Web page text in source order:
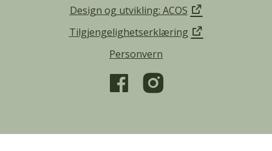
Design og utvikling: ACOS
Tilgjengelighetserklæring
Personvern